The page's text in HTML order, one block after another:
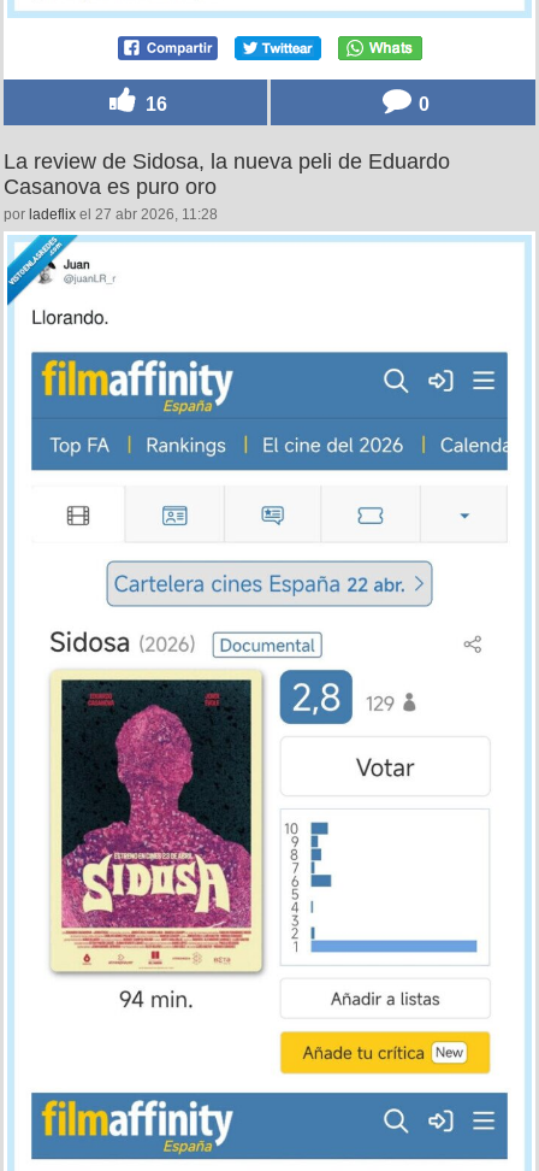
16 0
La review de Sidosa, la nueva peli de Eduardo
Casanova es puro oro
por ladeflix el 27 abr 2026, 11:28